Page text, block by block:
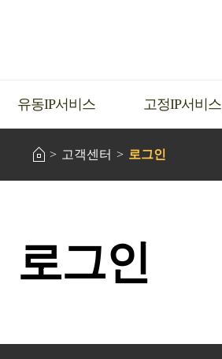
유동IP서비스 고정IP서비스
고객센터 로그인
로그인